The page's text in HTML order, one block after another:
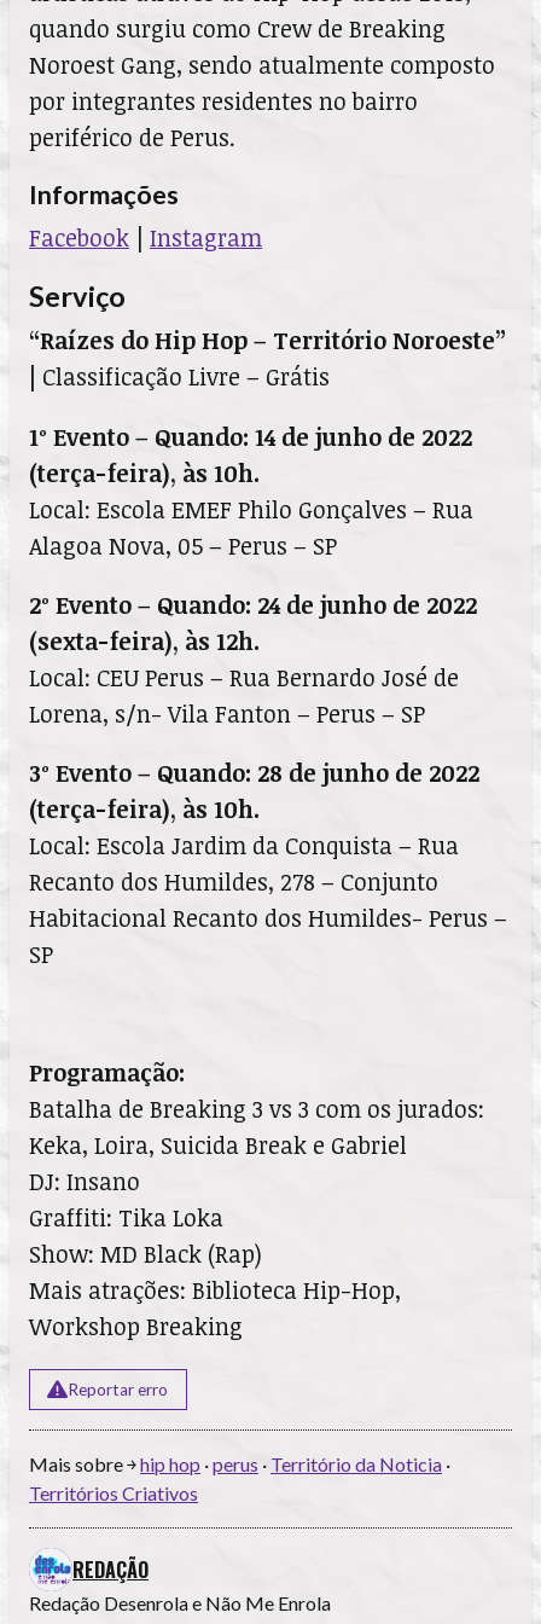
quando surgiu como Crew de Breaking
Noroest Gang, sendo atualmente composto
por integrantes residentes no bairro
periférico de Perus.
Informações
Facebook Instagram
Serviço
“Raízes do Hip Hop – Território Noroeste”
Classificação Livre – Grátis
1º Evento – Quando: 14 de junho de 2022
(terça-feira), às 10h.
Local: Escola EMEF Philo Gonçalves – Rua
Alagoa Nova, 05 – Perus – SP
2º Evento – Quando: 24 de junho de 2022
(sexta-feira), às 12h.
Local: CEU Perus – Rua Bernardo José de
Lorena, s/n- Vila Fanton – Perus – SP
3º Evento – Quando: 28 de junho de 2022
(terça-feira), às 10h.
Local: Escola Jardim da Conquista – Rua
Recanto dos Humildes, 278 – Conjunto
Habitacional Recanto dos Humildes- Perus –
SP
Programação:
Batalha de Breaking 3 vs 3 com os jurados:
Keka, Loira, Suicida Break e Gabriel
DJ: Insano
Graffiti: Tika Loka
Show: MD Black (Rap)
Mais atrações: Biblioteca Hip-Hop,
Workshop Breaking
Reportar erro
Mais sobre ￫hip hop ·perus · Território da Noticia ·
Territórios Criativos
REDAÇÃO
Redação Desenrola e Não Me Enrola